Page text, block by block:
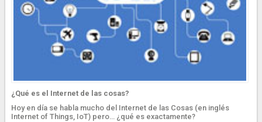
¿Qué es el Internet de las cosas?
Hoy en día se habla mucho del Internet de las Cosas (en inglés
Internet of Things, IoT) pero… ¿qué es exactamente?